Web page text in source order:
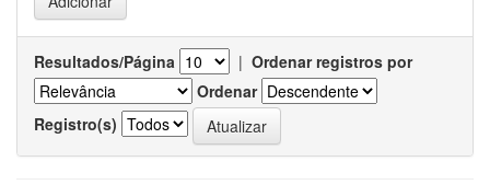
Resultados/Página | Ordenar registros por
Ordenar
Registro(s)